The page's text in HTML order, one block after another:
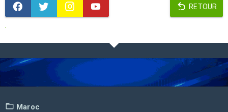
RETOUR
Maroc